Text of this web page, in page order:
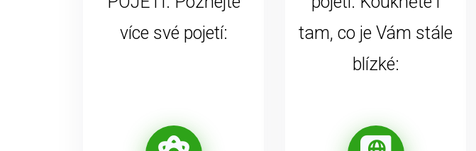
více své pojetí:
tam, co je Vám stále
blízké: